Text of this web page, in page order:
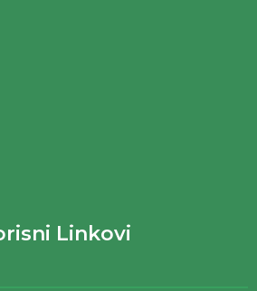
Linkovi